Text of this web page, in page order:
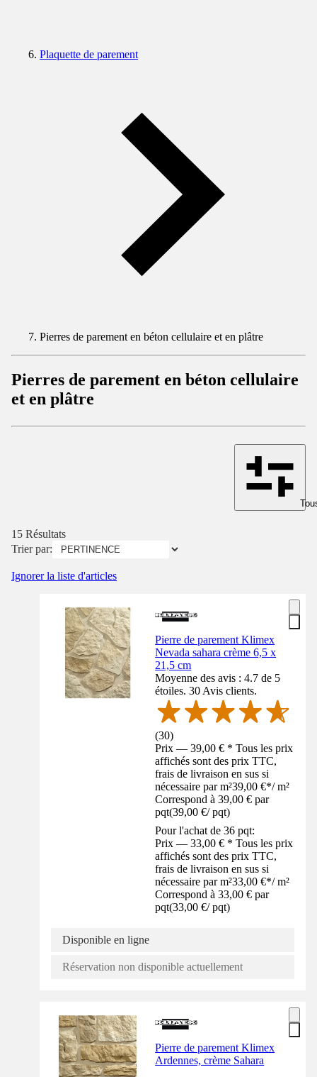
Plaquette de parement
Pierres de parement en béton cellulaire et en plâtre
Pierres de parement en béton cellulaire
et en plâtre
15 Résultats
Trier par:
Ignorer la liste d'articles
Pierre de parement Klimex
Nevada sahara crème 6,5 x
21,5 cm
Moyenne des avis : 4.7 de 5
étoiles. 30 Avis clients.
(30)
Prix — 39,00 € * Tous les prix
affichés sont des prix TTC,
frais de livraison en sus si
nécessaire par m²39,00 €*/ m²
Correspond à 39,00 € par
pqt(39,00 €/ pqt)
Pour l'achat de 36 pqt:
Prix — 33,00 € * Tous les prix
affichés sont des prix TTC,
frais de livraison en sus si
nécessaire par m²33,00 €*/ m²
Correspond à 33,00 € par
pqt(33,00 €/ pqt)
Disponible en ligne
Réservation non disponible actuellement
Pierre de parement Klimex
Ardennes, crème Sahara